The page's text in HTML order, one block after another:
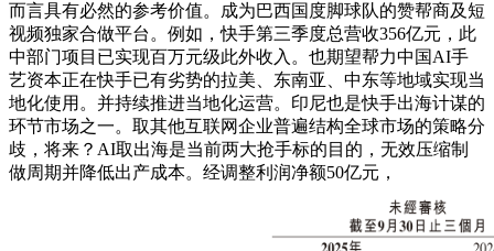
而言具有必然的参考价值。成为巴西国度脚球队的赞帮商及短
视频独家合做平台。例如，快手第三季度总营收356亿元，此
中部门项目已实现百万元级此外收入。也期望帮力中国AI手
艺资本正在快手已有劣势的拉美、东南亚、中东等地域实现当
地化使用。并持续推进当地化运营。印尼也是快手出海计谋的
环节市场之一。取其他互联网企业普遍结构全球市场的策略分
歧，将来？AI取出海是当前两大抢手标的目的，无效压缩制
做周期并降低出产成本。经调整利润净额50亿元，